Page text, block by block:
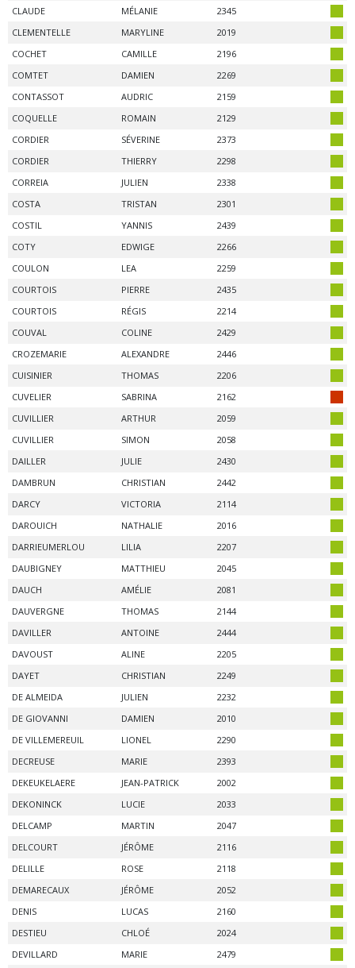
CLAUDE MÉLANIE
2345
CLEMENTELLE
MARYLINE
2019
COCHET
CAMILLE
2196
COMTET
DAMIEN
2269
CONTASSOT
AUDRIC
2159
COQUELLE
ROMAIN
2129
CORDIER
SÉVERINE
2373
CORDIER
THIERRY
2298
CORREIA
JULIEN
2338
COSTA
TRISTAN
2301
COSTIL
YANNIS
2439
COTY
EDWIGE
2266
COULON
LEA
2259
COURTOIS
PIERRE
2435
COURTOIS
RÉGIS
2214
COUVAL
COLINE
2429
CROZEMARIE
ALEXANDRE
2446
CUISINIER
THOMAS
2206
CUVELIER
SABRINA
2162
CUVILLIER
ARTHUR
2059
CUVILLIER
SIMON
2058
DAILLER
JULIE
2430
DAMBRUN
CHRISTIAN
2442
DARCY
VICTORIA
2114
DAROUICH
NATHALIE
2016
DARRIEUMERLOU
LILIA
2207
DAUBIGNEY
MATTHIEU
2045
DAUCH
AMÉLIE
2081
DAUVERGNE
THOMAS
2144
DAVILLER
ANTOINE
2444
DAVOUST
ALINE
2205
DAYET
CHRISTIAN
2249
DE ALMEIDA
JULIEN
2232
DE GIOVANNI
DAMIEN
2010
DE VILLEMEREUIL
LIONEL
2290
DECREUSE
MARIE
2393
DEKEUKELAERE
JEAN-PATRICK
2002
DEKONINCK
LUCIE
2033
DELCAMP
MARTIN
2047
DELCOURT
JÉRÔME
2116
DELILLE
ROSE
2118
DEMARECAUX
JÉRÔME
2052
DENIS
LUCAS
2160
DESTIEU
CHLOÉ
2024
DEVILLARD
MARIE
2479